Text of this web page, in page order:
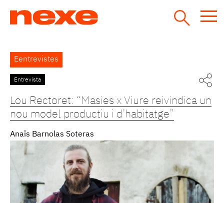
Back
to
top
Eentrevistes
Entrevista
Lou Rectoret: “Masies x Viure reivindica un
nou model productiu i d’habitatge”
Anaïs Barnolas Soteras
Pàgines